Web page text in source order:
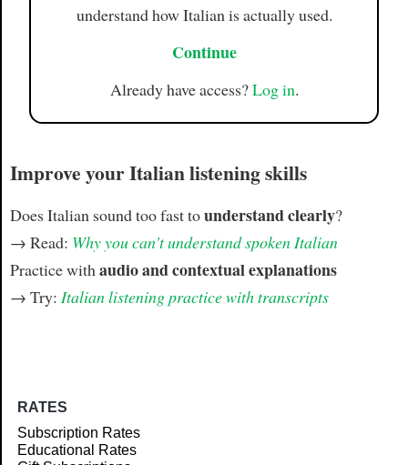
understand how Italian is actually used.
Continue
Already have access?Log in.
Improve your Italian listening skills
Does Italian sound too fast tounderstand clearly?
→ Read: Why you can't understand spoken Italian
Practice withaudio and contextual explanations
→ Try: Italian listening practice with transcripts
RATES
Subscription Rates
Educational Rates